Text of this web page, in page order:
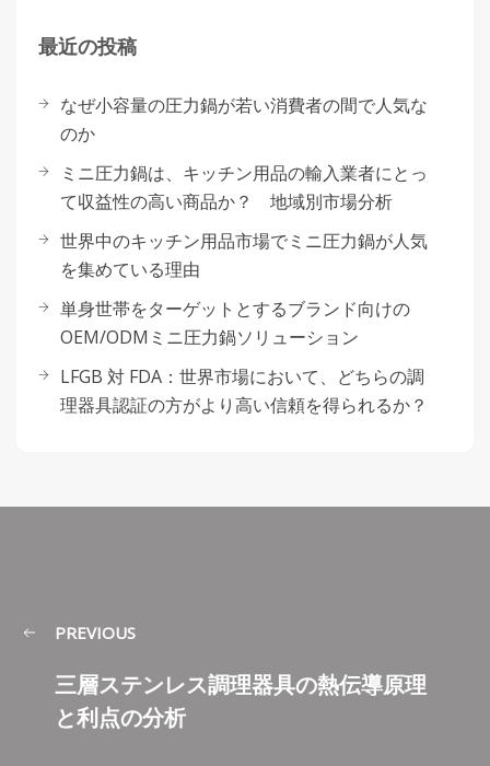
最近の投稿
なぜ小容量の圧力鍋が若い消費者の間で人気な
のか
ミニ圧力鍋は、キッチン用品の輸入業者にとっ
て収益性の高い商品か？ 地域別市場分析
世界中のキッチン用品市場でミニ圧力鍋が人気
を集めている理由
単身世帯をターゲットとするブランド向けの
OEM/ODMミニ圧力鍋ソリューション
LFGB 対 FDA：世界市場において、どちらの調
理器具認証の方がより高い信頼を得られるか？
PREVIOUS
三層ステンレス調理器具の熱伝導原理
と利点の分析